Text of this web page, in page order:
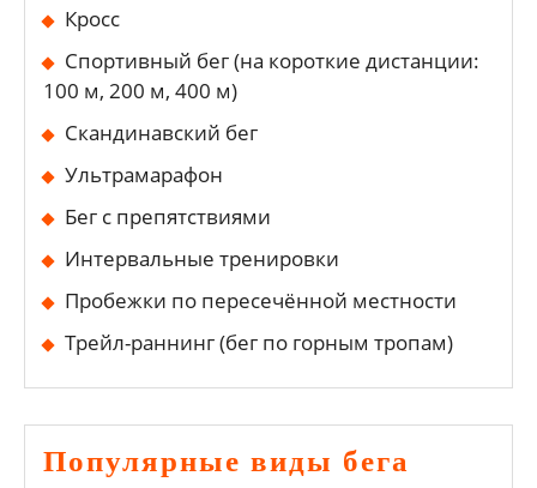
Кросс
Спортивный бег (на короткие дистанции:
100 м, 200 м, 400 м)
Скандинавский бег
Ультрамарафон
Бег с препятствиями
Интервальные тренировки
Пробежки по пересечённой местности
Трейл-раннинг (бег по горным тропам)
Популярные виды бега